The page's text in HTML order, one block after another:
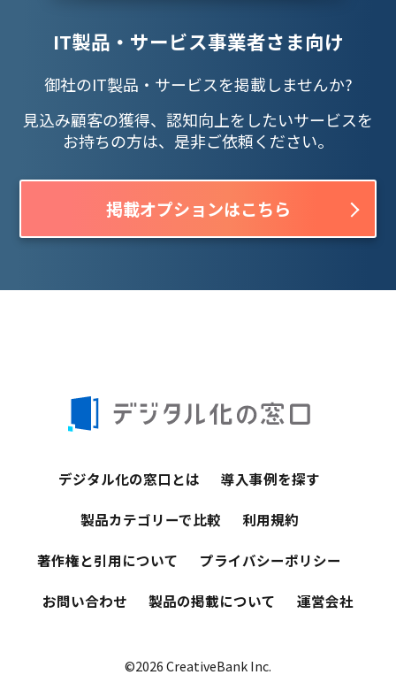
IT製品・サービス事業者さま向け
御社のIT製品・サービスを掲載しませんか?
見込み顧客の獲得、認知向上をしたいサービスを
お持ちの方は、是非ご依頼ください。
掲載オプションはこちら
デジタル化の窓口とは 導入事例を探す
製品カテゴリーで比較 利用規約
著作権と引用について プライバシーポリシー
お問い合わせ 製品の掲載について 運営会社
©2026 CreativeBank Inc.